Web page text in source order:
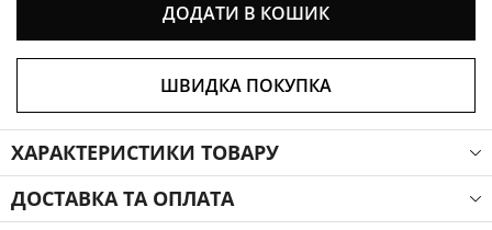
ДОДАТИ В КОШИК
ШВИДКА ПОКУПКА
ХАРАКТЕРИСТИКИ ТОВАРУ
ДОСТАВКА ТА ОПЛАТА